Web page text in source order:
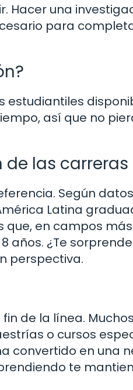
Hacer una
para
así que no
las
Según
Latina
que, en campos
años. ¿Te
perspectiva.
de la línea.
o cursos
convertido en una
te